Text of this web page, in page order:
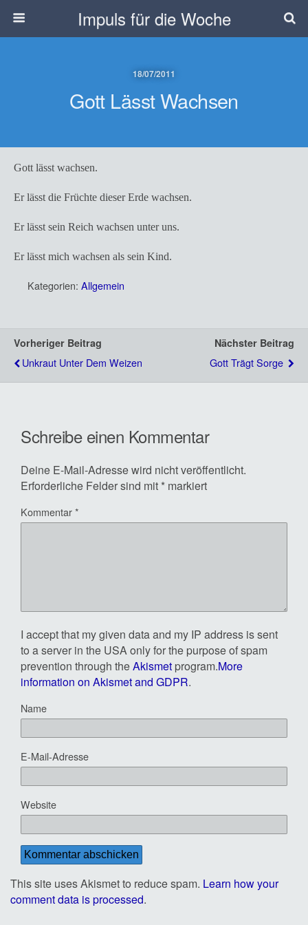
Impuls für die Woche
18/07/2011
Gott Lässt Wachsen
Gott lässt wachsen.
Er lässt die Früchte dieser Erde wachsen.
Er lässt sein Reich wachsen unter uns.
Er lässt mich wachsen als sein Kind.
Kategorien: Allgemein
Vorheriger Beitrag
Unkraut Unter Dem Weizen
Nächster Beitrag
Gott Trägt Sorge
Schreibe einen Kommentar
Deine E-Mail-Adresse wird nicht veröffentlicht.
Erforderliche Felder sind mit * markiert
Kommentar*
I accept that my given data and my IP address is sent
to a server in the USA only for the purpose of spam
prevention through theAkismet program.More
information on Akismet and GDPR.
Name
E-Mail-Adresse
Website
This site uses Akismet to reduce spam. Learn how your
comment data is processed.